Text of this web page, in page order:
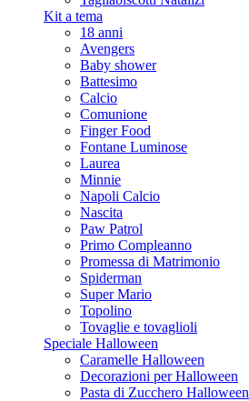
Kit a tema
18 anni
Avengers
Baby shower
Battesimo
Calcio
Comunione
Finger Food
Fontane Luminose
Laurea
Minnie
Napoli Calcio
Nascita
Paw Patrol
Primo Compleanno
Promessa di Matrimonio
Spiderman
Super Mario
Topolino
Tovaglie e tovaglioli
Speciale Halloween
Caramelle Halloween
Decorazioni per Halloween
Pasta di Zucchero Halloween